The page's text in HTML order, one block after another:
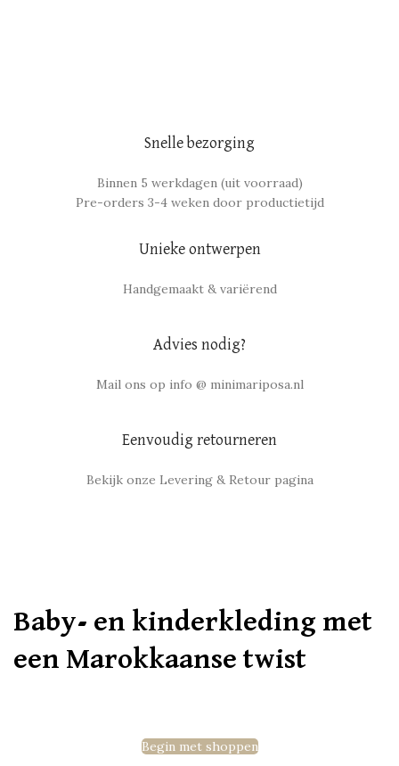
Snelle bezorging
Binnen 5 werkdagen (uit voorraad)
Pre-orders 3-4 weken door productietijd
Unieke ontwerpen
Handgemaakt & variërend
Advies nodig?
Mail ons op info @ minimariposa.nl
Eenvoudig retourneren
Bekijk onze Levering & Retour pagina
Baby- en kinderkleding met
een Marokkaanse twist
Begin met shoppen